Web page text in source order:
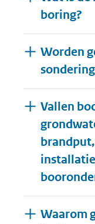
boring?
Worden
Vallen
Waarom